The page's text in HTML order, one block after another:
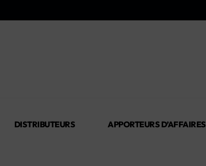
DISTRIBUTEURS APPORTEURS D’AFFAIRES